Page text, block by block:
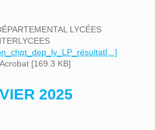
LYCÉES
[169.3 KB]
2025